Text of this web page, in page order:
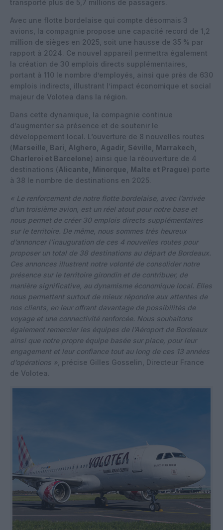
transporté plus de 5,7 millions de passagers.
Avec une flotte bordelaise qui compte désormais 3
avions, la compagnie propose une capacité record de 1,2
million de sièges en 2025, soit une hausse de 35 % par
rapport à 2024. Ce nouvel appareil permettra également
la création de 30 emplois directs supplémentaires,
portant à 110 le nombre d’employés, ainsi que près de 630
emplois indirects, illustrant l’impact économique et social
majeur de Volotea dans la région.
Dans cette dynamique, la compagnie continue
d’augmenter sa présence et de soutenir le
développement local. L’ouverture de 8 nouvelles routes
(Marseille, Bari, Alghero, Agadir, Séville, Marrakech,
Charleroi et Barcelone) ainsi que la réouverture de 4
destinations (Alicante, Minorque, Malte et Prague) porte
à 38 le nombre de destinations en 2025.
« Le renforcement de notre flotte bordelaise, avec l’arrivée
d’un troisième avion, est un réel atout pour notre base et
nous permet de créer 30 emplois directs supplémentaires
sur le territoire. De même, nous sommes très heureux
d’annoncer l’inauguration de ces 4 nouvelles routes pour
proposer un total de 38 destinations au départ de Bordeaux.
Ces annonces illustrent notre volonté de consolider notre
présence sur le territoire girondin et de contribuer, de
manière significative, au dynamisme économique local. Elles
nous permettent surtout de mieux répondre aux attentes de
nos clients, en leur offrant davantage de possibilités de
voyage et une connectivité renforcée. Nous souhaitons
également remercier les équipes de l’Aéroport de Bordeaux
ainsi que notre propre équipe basée sur place, pour leur
engagement et leur confiance tout au long de ces 13 années
d’opérations », précise Gilles Gosselin, Directeur France
de Volotea.